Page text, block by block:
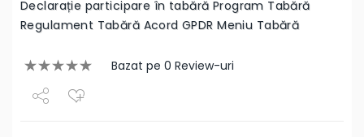
Declarație participare în tabără Program Tabără
Regulament Tabără Acord GPDR Meniu Tabără
Bazat pe 0 Review-uri